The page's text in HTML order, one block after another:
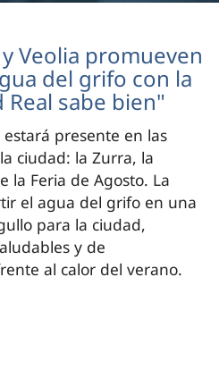
Veolia promueven
del grifo con la
Real sabe bien"
presente en las
ciudad: la Zurra, la
la Feria de Agosto. La
el agua del grifo en una
para la ciudad,
y de
al calor del verano.